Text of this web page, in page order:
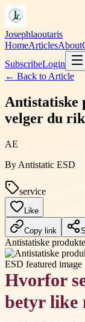
Josephlaoutaris
HomeArticlesAbout
SubscribeLogin
← Back to Article
Antistatiske
velger du
AE
By Antistatic ESD
service
Like
Copy link
Antistatiske
Hvorfor
betyr like